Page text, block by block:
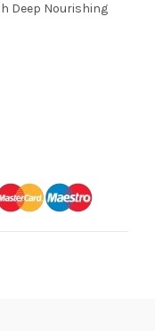
Deep Nourishing